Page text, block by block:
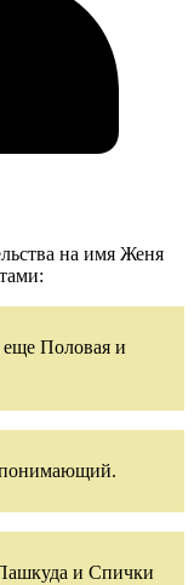
на имя Женя
еще Половая и
и Спички